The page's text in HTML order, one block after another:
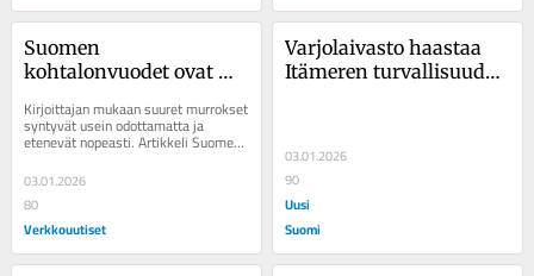
Suomen
kohtalonvuodet ovat
Kirjoittajan mukaan suuret murrokset
syntyvät usein odottamatta ja
etenevät nopeasti. Artikkeli Suomen
kohtalonvuodet ovat käsillä
julkaistiin...
03.01.2026
80
Verkkouutiset
Varjolaivasto haastaa
Itämeren turvallisuuden
03.01.2026
90
Uusi
Suomi